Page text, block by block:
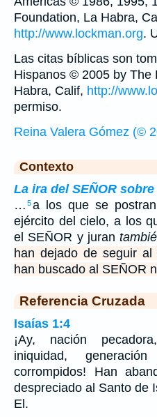
Foundation, La Habra,
http://www.lockman.org.
Las citas bíblicas son
Hispanos © 2005 by The
Habra, Calif, http://
permiso.
Reina Valera Gómez (©
Contexto
La ira del SEÑOR
… 5a los que se
ejército del cielo, a los
el SEÑOR y juran
han dejado de seguir
han buscado al SEÑOR
Referencia Cruzada
Isaías 1:4
¡Ay, nación
iniquidad,
corrompidos! Han
despreciado al Santo de
El.